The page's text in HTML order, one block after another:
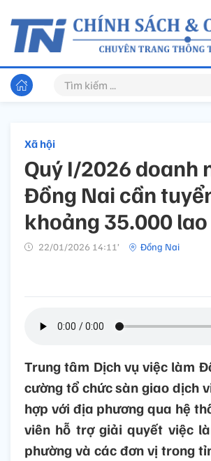
Xã hội
Quý I/2026 doanh
Đồng Nai cần
khoảng 35.000
22/01/2026 14:11’ Đồng Nai
Trung tâm Dịch vụ việc làm
cường tổ chức sàn giao dịch
hợp với địa phương qua hệ
viên hỗ trợ giải quyết việc
phường và các đơn vị trong